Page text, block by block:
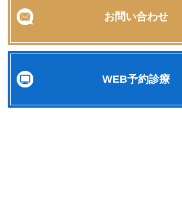
お問い合わせ
WEB予約診療